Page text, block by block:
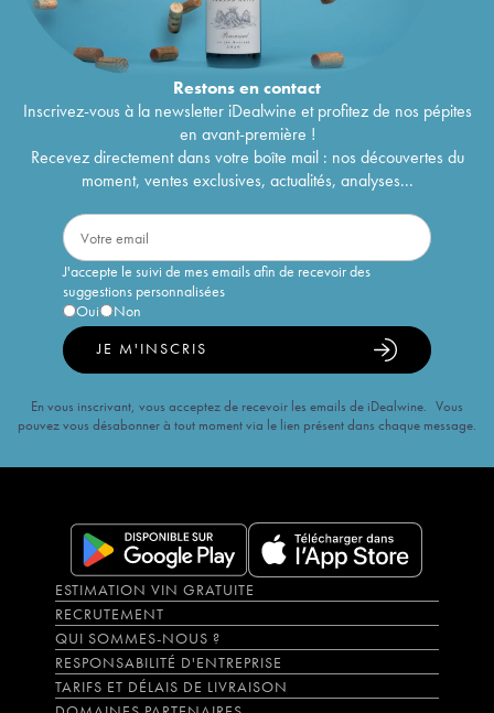
Restons encontact
Inscrivez-vous à la newsletter iDealwine et profitez de nos pépites
en avant-première !
Recevez directement dans votre boîte mail : nos découvertes du
moment, ventes exclusives, actualités, analyses...
J'accepte le suivi de mes emails afin de recevoir des
suggestions personnalisées
Oui
Non
JE M'INSCRIS
En vous inscrivant, vous acceptez de recevoir les emails de iDealwine. Vous
pouvez vous désabonner à tout moment via le lien présent dans chaque message.
ESTIMATION VIN GRATUITE
RECRUTEMENT
QUI SOMMES-NOUS ?
RESPONSABILITÉ D'ENTREPRISE
TARIFS ET DÉLAIS DE LIVRAISON